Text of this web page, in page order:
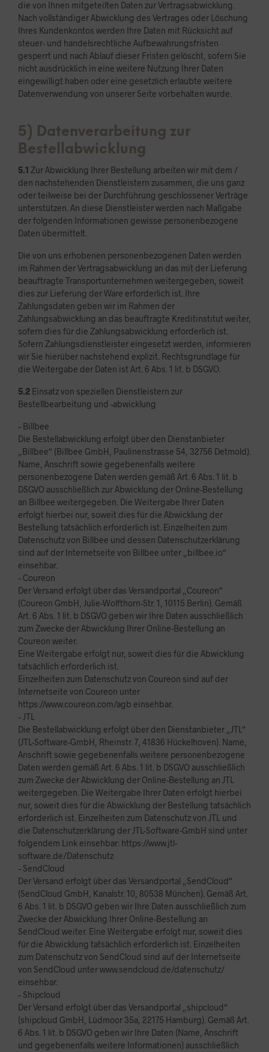
die von Ihnen mitgeteilten Daten zur Vertragsabwicklung.
Nach vollständiger Abwicklung des Vertrages oder Löschung
Ihres Kundenkontos werden Ihre Daten mit Rücksicht auf
steuer- und handelsrechtliche Aufbewahrungsfristen
gesperrt und nach Ablauf dieser Fristen gelöscht, sofern Sie
nicht ausdrücklich in eine weitere Nutzung Ihrer Daten
eingewilligt haben oder eine gesetzlich erlaubte weitere
Datenverwendung von unserer Seite vorbehalten wurde.
5) Datenverarbeitung zur
Bestellabwicklung
5.1 Zur Abwicklung Ihrer Bestellung arbeiten wir mit dem /
den nachstehenden Dienstleistern zusammen, die uns ganz
oder teilweise bei der Durchführung geschlossener Verträge
unterstützen. An diese Dienstleister werden nach Maßgabe
der folgenden Informationen gewisse personenbezogene
Daten übermittelt.
Die von uns erhobenen personenbezogenen Daten werden
im Rahmen der Vertragsabwicklung an das mit der Lieferung
beauftragte Transportunternehmen weitergegeben, soweit
dies zur Lieferung der Ware erforderlich ist. Ihre
Zahlungsdaten geben wir im Rahmen der
Zahlungsabwicklung an das beauftragte Kreditinstitut weiter,
sofern dies für die Zahlungsabwicklung erforderlich ist.
Sofern Zahlungsdienstleister eingesetzt werden, informieren
wir Sie hierüber nachstehend explizit. Rechtsgrundlage für
die Weitergabe der Daten ist Art. 6 Abs. 1 lit. b DSGVO.
5.2 Einsatz von speziellen Dienstleistern zur
Bestellbearbeitung und -abwicklung
– Billbee
Die Bestellabwicklung erfolgt über den Dienstanbieter
„Billbee“ (Billbee GmbH, Paulinenstrasse 54, 32756 Detmold).
Name, Anschrift sowie gegebenenfalls weitere
personenbezogene Daten werden gemäß Art. 6 Abs. 1 lit. b
DSGVO ausschließlich zur Abwicklung der Online-Bestellung
an Billbee weitergegeben. Die Weitergabe Ihrer Daten
erfolgt hierbei nur, soweit dies für die Abwicklung der
Bestellung tatsächlich erforderlich ist. Einzelheiten zum
Datenschutz von Billbee und dessen Datenschutzerklärung
sind auf der Internetseite von Billbee unter „billbee.io“
einsehbar.
– Coureon
Der Versand erfolgt über das Versandportal „Coureon“
(Coureon GmbH, Julie-Wolfthorn-Str. 1, 10115 Berlin). Gemäß
Art. 6 Abs. 1 lit. b DSGVO geben wir Ihre Daten ausschließlich
zum Zwecke der Abwicklung Ihrer Online-Bestellung an
Coureon weiter.
Eine Weitergabe erfolgt nur, soweit dies für die Abwicklung
tatsächlich erforderlich ist.
Einzelheiten zum Datenschutz von Coureon sind auf der
Internetseite von Coureon unter
https://www.coureon.com/agb einsehbar.
– JTL
Die Bestellabwicklung erfolgt über den Dienstanbieter „JTL“
(JTL-Software-GmbH, Rheinstr. 7, 41836 Hückelhoven). Name,
Anschrift sowie gegebenenfalls weitere personenbezogene
Daten werden gemäß Art. 6 Abs. 1 lit. b DSGVO ausschließlich
zum Zwecke der Abwicklung der Online-Bestellung an JTL
weitergegeben. Die Weitergabe Ihrer Daten erfolgt hierbei
nur, soweit dies für die Abwicklung der Bestellung tatsächlich
erforderlich ist. Einzelheiten zum Datenschutz von JTL und
die Datenschutzerklärung der JTL-Software-GmbH sind unter
folgendem Link einsehbar: https://www.jtl-
software.de/Datenschutz
– SendCloud
Der Versand erfolgt über das Versandportal „SendCloud“
(SendCloud GmbH, Kanalstr. 10, 80538 München). Gemäß Art.
6 Abs. 1 lit. b DSGVO geben wir Ihre Daten ausschließlich zum
Zwecke der Abwicklung Ihrer Online-Bestellung an
SendCloud weiter. Eine Weitergabe erfolgt nur, soweit dies
für die Abwicklung tatsächlich erforderlich ist. Einzelheiten
zum Datenschutz von SendCloud sind auf der Internetseite
von SendCloud unter www.sendcloud.de/datenschutz/
einsehbar.
– Shipcloud
Der Versand erfolgt über das Versandportal „shipcloud“
(shipcloud GmbH, Lüdmoor 35a, 22175 Hamburg). Gemäß Art.
6 Abs. 1 lit. b DSGVO geben wir Ihre Daten (Name, Anschrift
und gegebenenfalls weitere Informationen) ausschließlich